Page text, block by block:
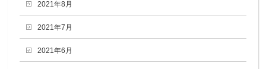
2021年8月
2021年7月
2021年6月